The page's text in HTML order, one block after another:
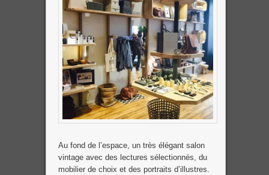
Au fond de l’espace, un très élégant salon
vintage avec des lectures sélectionnés, du
mobilier de choix et des portraits d’illustres.